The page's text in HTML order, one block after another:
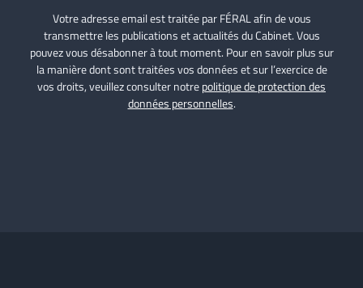
Votre adresse email est traitée par FÉRAL afin de vous
transmettre les publications et actualités du Cabinet. Vous
pouvez vous désabonner à tout moment. Pour en savoir plus sur
la manière dont sont traitées vos données et sur l’exercice de
vos droits, veuillez consulter notrepolitique de protection des
données personnelles.